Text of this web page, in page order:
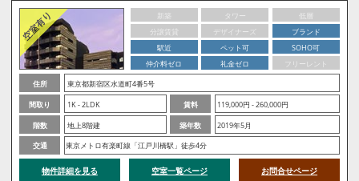
新築 タワー
低層
分譲賃貸
デザイナーズ
ブランド
駅近
ペット可
SOHO可
仲介料ゼロ
礼金ゼロ
フリーレント
住所
東京都新宿区水道町4番5号
間取り
1K - 2LDK 賃料
119,000円 - 260,000円
階数
地上8階建 築年数
2019年5月
交通
東京メトロ有楽町線「江戸川橋駅」徒歩4分
物件詳細を見る 空室一覧ページ お問合せページ